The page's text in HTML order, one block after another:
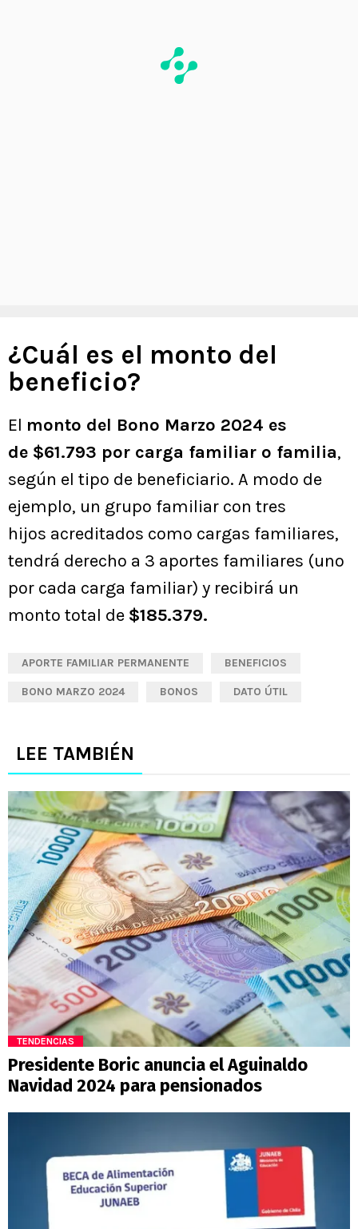
¿Cuál es el monto del
beneficio?
El monto del Bono Marzo 2024 es
de $61.793 por carga familiar o familia,
según el tipo de beneficiario. A modo de
ejemplo, un grupo familiar con tres
hijos acreditados como cargas familiares,
tendrá derecho a 3 aportes familiares (uno
por cada carga familiar) y recibirá un
monto total de $185.379.
APORTE FAMILIAR PERMANENTE BENEFICIOS
BONO MARZO 2024 BONOS DATO ÚTIL
LEE TAMBIÉN
TENDENCIAS
Presidente Boric anuncia el Aguinaldo
Navidad 2024 para pensionados